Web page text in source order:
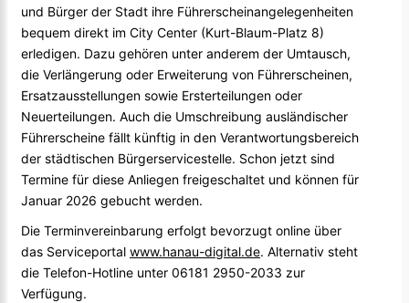
und Bürger der Stadt ihre Führerscheinangelegenheiten
bequem direkt im City Center (Kurt-Blaum-Platz 8)
erledigen. Dazu gehören unter anderem der Umtausch,
die Verlängerung oder Erweiterung von Führerscheinen,
Ersatzausstellungen sowie Ersterteilungen oder
Neuerteilungen. Auch die Umschreibung ausländischer
Führerscheine fällt künftig in den Verantwortungsbereich
der städtischen Bürgerservicestelle. Schon jetzt sind
Termine für diese Anliegen freigeschaltet und können für
Januar 2026 gebucht werden.
Die Terminvereinbarung erfolgt bevorzugt online über
das Serviceportal www.hanau-digital.de. Alternativ steht
die Telefon-Hotline unter 06181 2950-2033 zur
Verfügung.